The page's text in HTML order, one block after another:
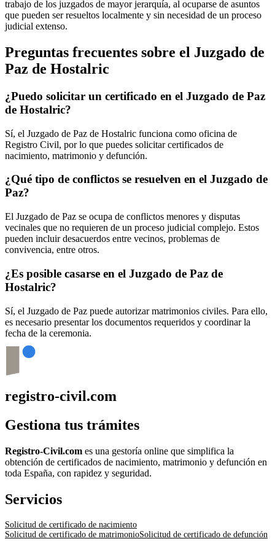
trabajo de los juzgados de mayor jerarquía, al ocuparse de asuntos
que pueden ser resueltos localmente y sin necesidad de un proceso
judicial extenso.
Preguntas frecuentes sobre el Juzgado de
Paz de Hostalric
¿Puedo solicitar un certificado en el Juzgado de Paz
de Hostalric?
Sí, el Juzgado de Paz de Hostalric funciona como oficina de
Registro Civil, por lo que puedes solicitar certificados de
nacimiento, matrimonio y defunción.
¿Qué tipo de conflictos se resuelven en el Juzgado de
Paz?
El Juzgado de Paz se ocupa de conflictos menores y disputas
vecinales que no requieren de un proceso judicial complejo. Estos
pueden incluir desacuerdos entre vecinos, problemas de
convivencia, entre otros.
¿Es posible casarse en el Juzgado de Paz de
Hostalric?
Sí, el Juzgado de Paz puede autorizar matrimonios civiles. Para ello,
es necesario presentar los documentos requeridos y coordinar la
fecha de la ceremonia.
registro-civil.com
Gestiona tus trámites
Registro-Civil.com es una gestoría online que simplifica la
obtención de certificados de nacimiento, matrimonio y defunción en
toda España, con rapidez y seguridad.
Servicios
Solicitud de certificado de nacimiento
Solicitud de certificado de matrimonioSolicitud de certificado de defunción